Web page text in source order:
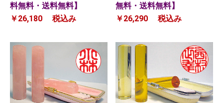
料無料・送料無料】
￥26,180
税込み
無料・送料無料】
￥26,290
税込み